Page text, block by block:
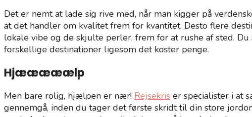
Det er nemt at lade sig rive med, når man kigger på
at det handler om kvalitet frem for kvantitet. Desto flere
lokale vibe og de skjulte perler, frem for at rushe af sted.
forskellige destinationer ligesom det koster penge.
Hjææææælp
Men bare rolig, hjælpen er nær! Rejsekris er specialister i at
gennemgå, inden du tager det første skridt til din store